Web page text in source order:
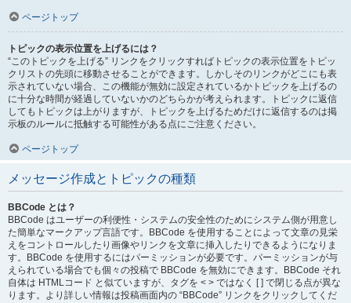
ページトップ
トピックの表示位置を上げるには？
“このトピックを上げる” リンクをクリックすればトピックの表示位置をトピッ
クリストの先頭に移動させることができます。しかしそのリンクがどこにも表
示されていない場合、この機能が無効に設定されているかトピックを上げるの
に十分な時間が経過していないかのどちらかが考えられます。トピックに返信
してもトピックは上がりますが、トピックを上げるためだけに返信するのは掲
示板のルールに抵触する可能性がある点にご注意ください。
ページトップ
メッセージ作成とトピックの種類
BBCode とは？
BBCode はユーザーの利便性・システムの安全性のためにシステム側が用意し
た簡単なマークアップ言語です。BBCode を使用することによって文章の見栄
えをコントロールしたり画像やリンクを文章に挿入したりできるようになりま
す。BBCode を使用するにはパーミッションが必要です。パーミッションが与
えられている場合でも個々の投稿で BBCode を無効にできます。BBCode それ
自体は HTMLコード と似ていますが、タグを < > ではなく [ ] で閉じる点が異な
ります。より詳しい情報は投稿画面内の “BBCode” リンクをクリックしてくだ